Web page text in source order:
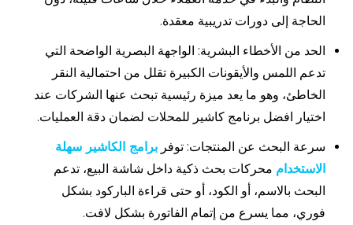
الحاجة إلى دورات تدريبية معقدة.
الحد من الأخطاء البشرية: الواجهة البصرية الواضحة التي
تدعم اللمس والأيقونات الكبيرة تقلل من احتمالية النقر
الخاطئ، وهو ما يعد ميزة رئيسية تبحث عنها الشركات عند
اختيار افضل برنامج كاشير للمحلات لضمان دقة العمليات.
سرعة البحث عن المنتجات: توفر برامج الكاشير سهلة
الاستخدام محركات بحث ذكية داخل شاشة البيع، تدعم
البحث بالاسم، أو الكود، أو حتى قراءة الباركود بشكل
فوري، مما يسرع من إتمام الفاتورة بشكل لافت.